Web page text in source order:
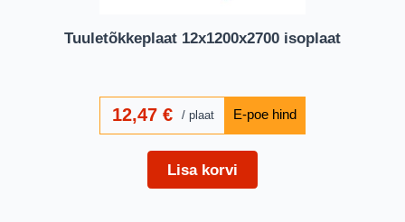
Tuuletõkkeplaat 12x1200x2700 isoplaat
12,47€ plaat
Lisa korvi